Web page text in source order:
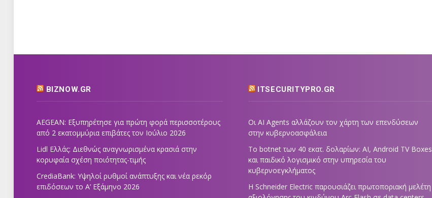
BIZNOW.GR
AEGEAN: Εξυπηρέτησε για πρώτη φορά περισσοτέρους
από 2 εκατομμύρια επιβάτες τον Ιούλιο 2026
Lidl Ελλάς: Διεθνώς αναγνωρισμένα κρασιά στην
κορυφαία σχέση ποιότητας-τιμής
CrediaBank: Υψηλοί ρυθμοί ανάπτυξης και νέα ρεκόρ
επιδόσεων το Α’ Εξάμηνο 2026
ITSECURITYPRO.GR
Οι AI Agents αλλάζουν τον χάρτη των επενδύσεων
στην κυβερνοασφάλεια
Το botnet των 40 εκατ. δολαρίων: AI, Android TV Boxes
και παιδικό λογισμικό στην υπηρεσία του
κυβερνοεγκλήματος
Η Schneider Electric παρουσιάζει πρωτοποριακή μελέτη